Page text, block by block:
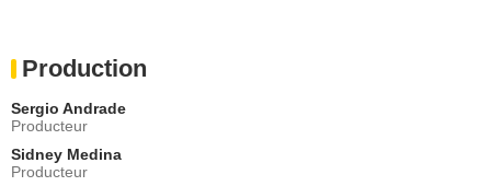
Production
Sergio Andrade
Producteur
Sidney Medina
Producteur